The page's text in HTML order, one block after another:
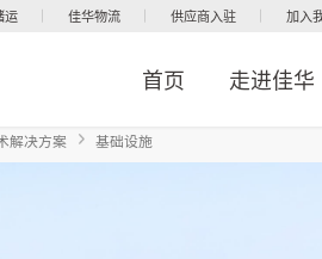
运 佳华物流 供应商入驻 加入
首页 走进佳华
解决方案 基础设施